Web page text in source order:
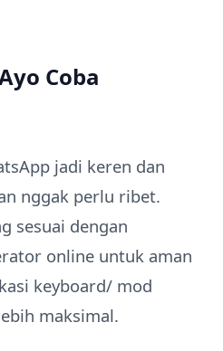
Coba
jadi keren dan
nggak perlu ribet.
sesuai dengan
online untuk aman
keyboard/ mod
maksimal.